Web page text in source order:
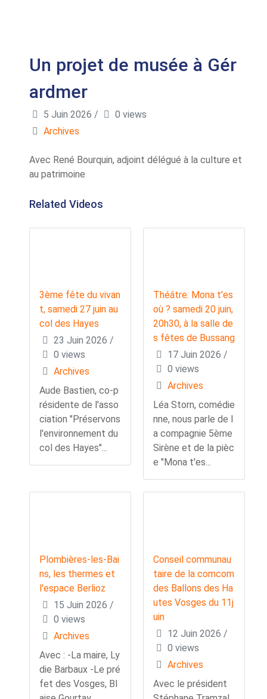
Un projet de musée à Gér
ardmer
5 Juin 2026 /
0 views
Archives
Avec René Bourquin, adjoint délégué à la culture et
au patrimoine
Related Videos
3ème fête du vivan
t, samedi 27 juin au
col des Hayes
23 Juin 2026 /
0 views
Archives
Aude Bastien, co-p
résidente de l'asso
ciation "Préservons
l'environnement du
col des Hayes"...
Théâtre: Mona t'es
où ? samedi 20 juin,
20h30, à la salle de
s fêtes de Bussang
17 Juin 2026 /
0 views
Archives
Léa Storn, comédie
nne, nous parle de l
a compagnie 5ème
Sirène et de la pièc
e "Mona t'es...
Plombières-les-Bai
ns, les thermes et
l'espace Berlioz
15 Juin 2026 /
0 views
Archives
Avec : -La maire, Ly
die Barbaux -Le pré
fet des Vosges, Bl
Conseil communau
taire de la comcom
des Ballons des Ha
utes Vosges du 11j
uin
12 Juin 2026 /
0 views
Archives
Avec le président